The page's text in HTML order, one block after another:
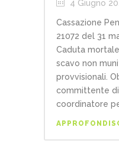
4 Giugno
Cassazione
21072 del 31
Caduta
scavo non
provvisionali.
committente
coordinatore